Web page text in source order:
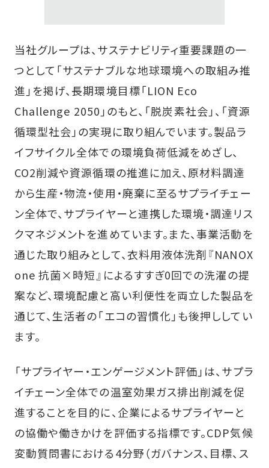
当社グループは、サステナビリティ重要課題の一
つとして「サステナブルな地球環境への取組み推
進」を掲げ、長期環境目標「LION Eco
Challenge 2050」のもと、「脱炭素社会」、「資源
循環型社会」の実現に取り組んでいます。製品ラ
イフサイクル全体での環境負荷低減をめざし、
CO2削減や資源循環の推進に加え、原材料調達
から生産・物流・使用・廃棄に至るサプライチェー
ン全体で、サプライヤーと連携した環境・調達リス
クマネジメントを進めています。また、事業活動を
通じた取り組みとして、衣料用液体洗剤『NANOX
one 抗菌×時短』によるすすぎ0回での洗濯の提
案など、環境配慮と高い利便性を両立した製品を
通じて、生活者の「エコの習慣化」も後押ししてい
ます。
「サプライヤー・エンゲージメント評価」は、サプラ
イチェーン全体での温室効果ガス排出削減を促
進することを目的に、企業によるサプライヤーと
の協働や働きかけを評価する指標です。CDP気候
変動質問書における4分野（ガバナンス、目標、ス